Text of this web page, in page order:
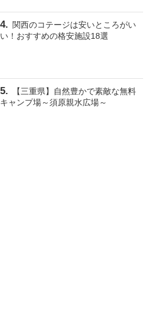
関西のコテージは安いところがい
い！おすすめの格安施設18選
【三重県】自然豊かで素敵な無料
キャンプ場～須原親水広場～